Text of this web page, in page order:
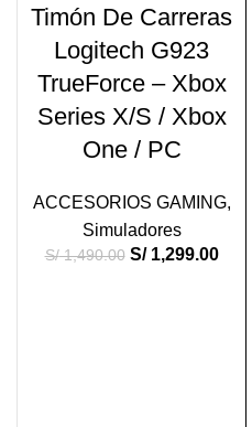
Timón De Carreras
Logitech G923
TrueForce – Xbox
Series X/S / Xbox
One / PC
ACCESORIOS GAMING,
Simuladores
S/1,490.00 S/1,299.00